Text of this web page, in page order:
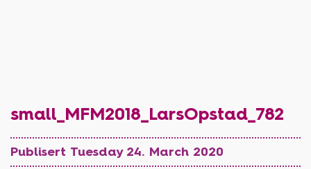
small_MFM2018_LarsOpstad_782
Publisert Tuesday 24. March 2020